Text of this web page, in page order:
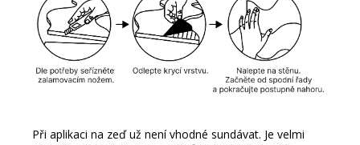
Při aplikaci na zeď už není vhodné sundávat. Je velmi